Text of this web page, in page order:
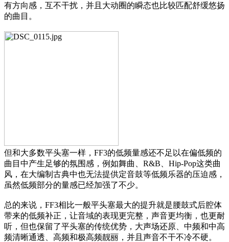
有方向感，互不干扰，并且大动圈的瞬态也比较匹配舒缓悠扬
的曲目。
但和大多数平头塞一样，FF3的低频量感还不足以在偏低频的
曲目中产生足够的氛围感，例如舞曲、R&B、Hip-Pop这类曲
风，在大编制古典中也无法提供定音鼓等低频乐器的压迫感，
虽然低频部分的量感已经加强了不少。
总的来说，FF3相比一般平头塞最大的提升就是腰鼓式后腔体
带来的低频补正，让音域的表现更完整，声音更均衡，也更耐
听，但也保留了平头塞的传统优势，大声场还原、中频和中高
频清晰通透、高频和极高频靓丽，并且声音不干不冷不硬。